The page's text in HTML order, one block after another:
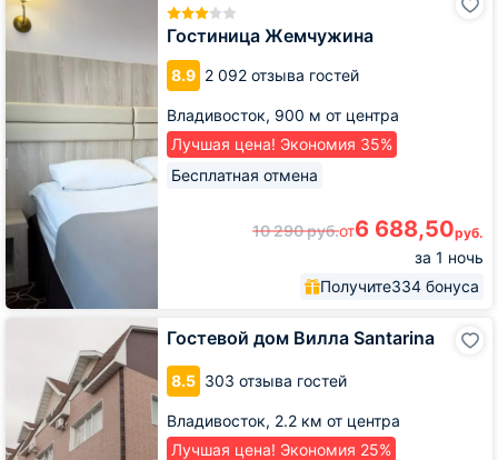
Гостиница Жемчужина
8.9 2 092 отзыва гостей
Владивосток, 900 м от центра
Лучшая цена! Экономия 35%
Бесплатная отмена
10 290руб.от6 688,50руб.
за 1 ночь
Получите334 бонуса
Жемчужина
Гостевой дом Вилла Santarina
8.5 303 отзыва гостей
Владивосток, 2.2 км от центра
Лучшая цена! Экономия 25%
Santarina